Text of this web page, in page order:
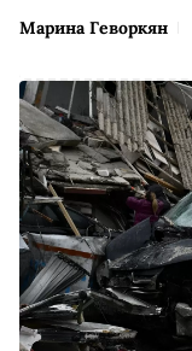
Марина Геворкян